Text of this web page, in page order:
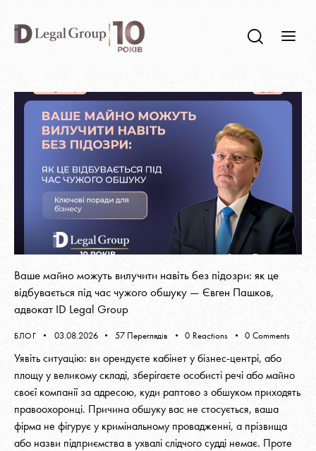
Ваше майно можуть вилучити навіть без підозри: як це
відбувається під час чужого обшуку — Євген Пашков,
адвокат ID Legal Group
БЛОГ 03.08.2026 57 Переглядів 0 Reactions 0 Comments
Уявіть ситуацію: ви орендуєте кабінет у бізнес-центрі, або
площу у великому складі, зберігаєте особисті речі або майно
своєї компанії за адресою, куди раптово з обшуком приходять
правоохоронці. Причина обшуку вас не стосується, ваша
фірма не фігурує у кримінальному провадженні, а прізвища
або назви підприємства в ухвалі слідчого судді немає. Проте